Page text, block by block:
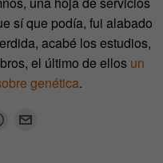
sí que podía, fui alabado
acabé los estudios,
el último de ellos un
genética.